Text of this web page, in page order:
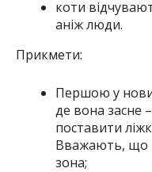
коти
аніж люди.
Прикмети:
Першою у
де вона засне
поставити
Вважають, що
зона;